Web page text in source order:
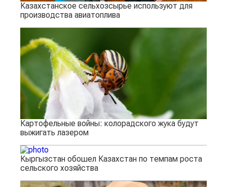
Казахстанское сельхозсырье используют для
производства авиатоплива
Картофельные войны: колорадского жука будут
выжигать лазером
Кыргызстан обошел Казахстан по темпам роста
сельского хозяйства